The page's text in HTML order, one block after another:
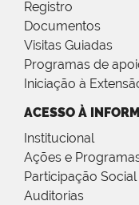
Registro
Documentos
Visitas Guiadas
Programas de
Iniciação à
ACESSO À
Institucional
Ações e
Participação Social
Auditorias